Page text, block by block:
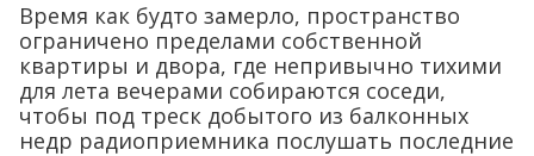
Время как будто замерло, пространство
ограничено пределами собственной
квартиры и двора, где непривычно тихими
для лета вечерами собираются соседи,
чтобы под треск добытого из балконных
недр радиоприемника послушать последние